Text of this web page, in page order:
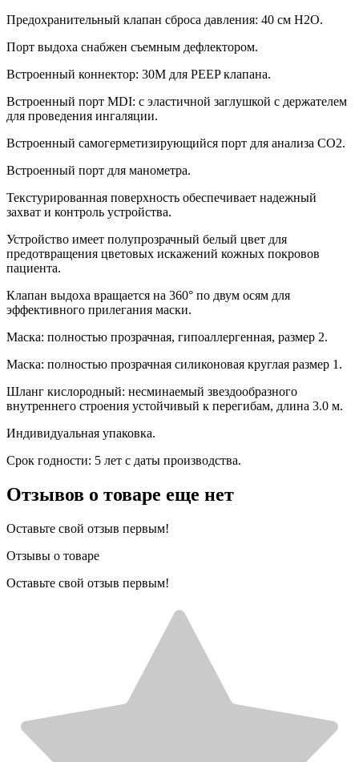
Предохранительный клапан сброса давления: 40 см H2O.
Порт выдоха снабжен съемным дефлектором.
Встроенный коннектор: 30M для PEEP клапана.
Встроенный порт MDI: с эластичной заглушкой с держателем
для проведения ингаляции.
Встроенный самогерметизирующийся порт для анализа СО2.
Встроенный порт для манометра.
Текстурированная поверхность обеспечивает надежный
захват и контроль устройства.
Устройство имеет полупрозрачный белый цвет для
предотвращения цветовых искажений кожных покровов
пациента.
Клапан выдоха вращается на 360° по двум осям для
эффективного прилегания маски.
Маска: полностью прозрачная, гипоаллергенная, размер 2.
Маска: полностью прозрачная силиконовая круглая размер 1.
Шланг кислородный: несминаемый звездообразного
внутреннего строения устойчивый к перегибам, длина 3.0 м.
Индивидуальная упаковка.
Срок годности: 5 лет с даты производства.
Отзывов о товаре еще нет
Оставьте свой отзыв первым!
Отзывы о товаре
Оставьте свой отзыв первым!